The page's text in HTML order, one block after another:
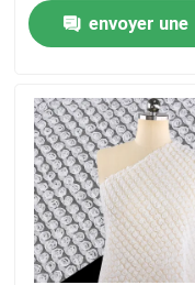
Maison
Au sujet de nous
Visite d'usine
envoyer une